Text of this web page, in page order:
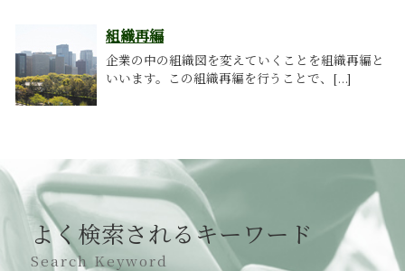
組織再編
企業の中の組織図を変えていくことを組織再編と
いいます。この組織再編を行うことで、[...]
よく検索されるキーワード
Search Keyword